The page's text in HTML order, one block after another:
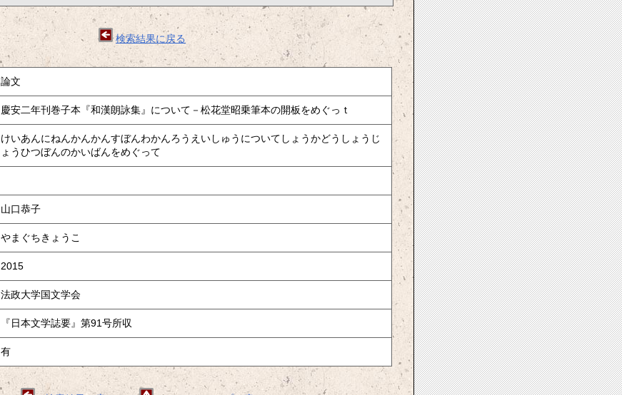
検索結果に戻る
論文
慶安二年刊巻子本『和漢朗詠集』について－松花堂昭乗筆本の開板をめぐっｔ
けいあんにねんかんかんすぼんわかんろうえいしゅうについてしょうかどうしょうじ
ょうひつぼんのかいばんをめぐって
山口恭子
やまぐちきょうこ
2015
法政大学国文学会
『日本文学誌要』第91号所収
有